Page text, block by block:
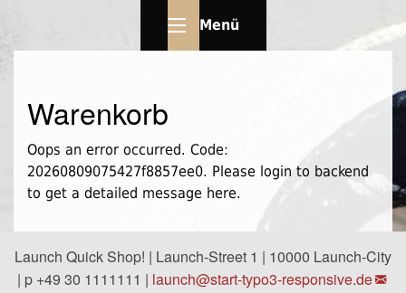
Menü
Warenkorb
Oops an error occurred. Code:
20260809075427f8857ee0. Please login to backend
to get a detailed message here.
Launch Quick Shop! | Launch-Street 1 | 10000 Launch-City
| p +49 30 1111111 | launch@start-typo3-responsive.de